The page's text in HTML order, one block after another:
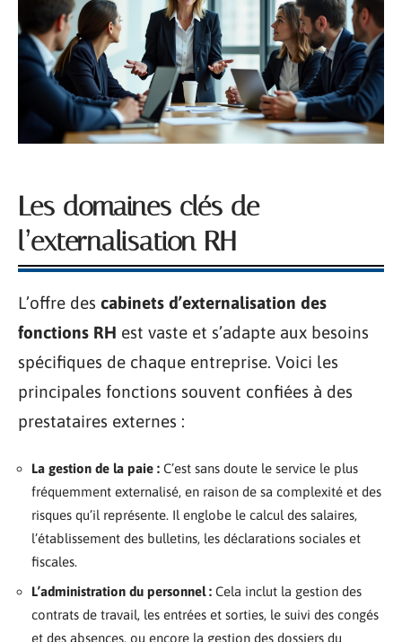
Les domaines clés de
l’externalisation RH
L’offre des cabinets d’externalisation des
fonctions RH est vaste et s’adapte aux besoins
spécifiques de chaque entreprise. Voici les
principales fonctions souvent confiées à des
prestataires externes :
La gestion de la paie : C’est sans doute le service le plus
fréquemment externalisé, en raison de sa complexité et des
risques qu’il représente. Il englobe le calcul des salaires,
l’établissement des bulletins, les déclarations sociales et
fiscales.
L’administration du personnel : Cela inclut la gestion des
contrats de travail, les entrées et sorties, le suivi des congés
et des absences, ou encore la gestion des dossiers du